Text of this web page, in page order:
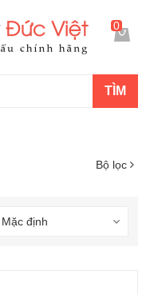
TÌM
0
Bộ lọc
Mặc định